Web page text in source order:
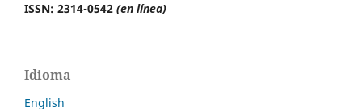
ISSN: 2314-0542 (en línea)
Idioma
English